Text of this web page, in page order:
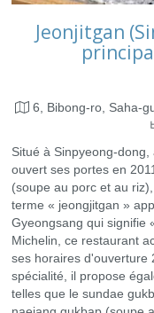
Jeonjitgan
6, Bibong-ro, Saha-
Situé à Sinpyeong-
ouvert ses portes en
(soupe au porc et au
terme « jeongjitgan »
Gyeongsang qui signifie
Michelin, ce restaurant
ses horaires d'ouverture
spécialité, il propose
telles que le sundae